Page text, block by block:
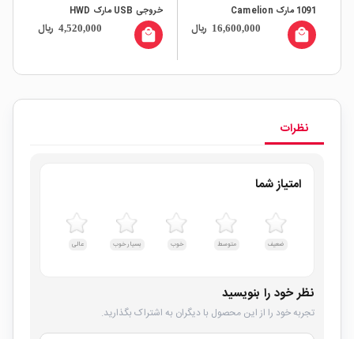
1091 مارک Camelion
16,600,000 ریال local_mall
خروجی USB مارک HWD
4,520,000 ریال local_mall
نظرات
امتیاز شما
ضعیف متوسط خوب بسیار خوب عالی
نظر خود را بنویسید
تجربه خود را از این محصول با دیگران به اشتراک بگذارید.